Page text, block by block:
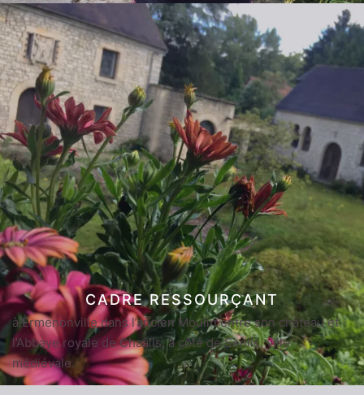
CADRE RESSOURÇANT
à Ermenonville dans l’ancien Moulin entre son château et
l’Abbaye royale de Chaâlis, à côté de Senlis, ville
médiévale.